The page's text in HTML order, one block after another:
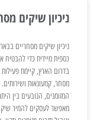
ניכיון שיקים
ניכיון שיקים מסחריים
כספית מיידית כדי
בדרום הארץ, קיימת
מסחר, קמעונאות
המזומנים, הנובעים בין
מאפשר לעסקים להמיר